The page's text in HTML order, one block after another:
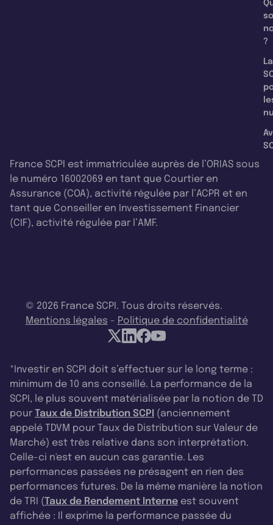
?
La
France SCPI est immatriculée auprès de l’ORIAS sous
le numéro 16002069 en tant que Courtier en
Assurance (COA), activité régulée par l’ACPR et en
tant que Conseiller en Investissement Financier
(CIF), activité régulée par l’AMF.
© 2026 France SCPI. Tous droits réservés.
Mentions légales - Politique de confidentialité
*Investir en SCPI doit s’effectuer sur le long terme :
minimum de 10 ans conseillé. La performance de la
SCPI, le plus souvent matérialisée par la notion de TD
pour Taux de Distribution SCPI (anciennement
appelé TDVM pour Taux de Distribution sur Valeur de
Marché) est très relative dans son interprétation.
Celle-ci n'est en aucun cas garantie. Les
performances passées ne présagent en rien des
performances futures. De la même manière la notion
de TRI (Taux de Rendement Interne est souvent
affichée : Il exprime la performance passée du